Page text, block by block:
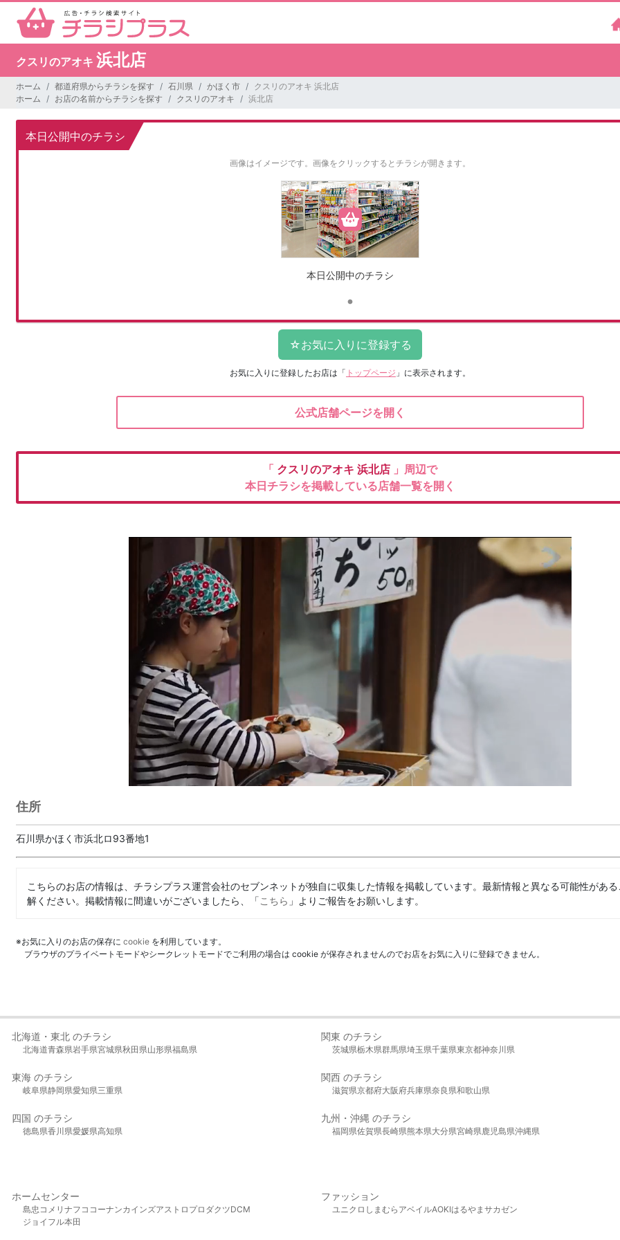
クスリのアオキ 浜北店
ホーム 都道府県からチラシを探す 石川県 かほく市
クスリのアオキ 浜北店
ホーム
お店の名前からチラシを探す クスリのアオキ 浜北店
本日公開中のチラシ
画像はイメージです。 画像をクリックするとチラシが開きます。
本日公開中のチラシ
お気に入りに登録したお店は 「 トップページ 」に表示されます。
公式店舗ページを開く
「 クスリのアオキ 浜北店 」周辺で
本日チラシを掲載している店舗一覧を開く
住所
石川県かほく市浜北ロ93番地1
こちらのお店の情報は、チラシプラス運営会社のセブンネットが独自に収集した情報を掲載しています。最新情報と異なる可能性があ
解ください。掲載情報に間違いがございましたら、「こちら 」よりご報告をお願いします。
※お気に入りのお店の保存に cookie を利用しています。
ブラウザのプライベートモードやシークレットモードでご利用の場合は cookie が保存されませんのでお店をお気に入りに登録できません。
北海道・東北 のチラシ
北海道青森県岩手県宮城県秋田県山形県福島県
関東 のチラシ
茨城県栃木県群馬県埼玉県千葉県東京都神奈川県
東海 のチラシ
岐阜県静岡県愛知県三重県
関西 のチラシ
滋賀県京都府大阪府兵庫県奈良県和歌山県
四国 のチラシ
徳島県香川県愛媛県高知県
九州・沖縄 のチラシ
福岡県佐賀県長崎県熊本県大分県宮崎県鹿児島県沖縄県
ホームセンター
島忠 コメリ ナフコ コーナンカインズアストロプロダクツDCM
ジョイフル本田
ファッション
ユニクロ しまむら アベイルAOKIはるやま サカゼン